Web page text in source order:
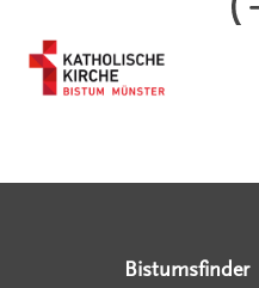
Bistumsfinder